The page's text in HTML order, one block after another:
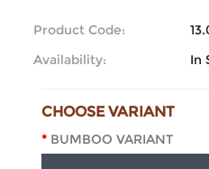
Product Code:
Availability:
In
CHOOSE VARIANT
BUMBOO VARIANT